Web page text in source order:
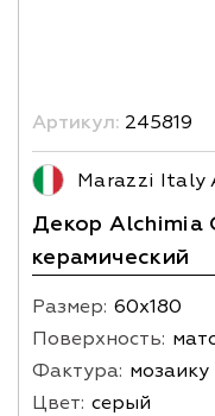
Артикул: 245819
Marazzi Italy
Декор Alchimia
керамический
Размер: 60х180
Поверхность:
Фактура: мозаику
Цвет: серый